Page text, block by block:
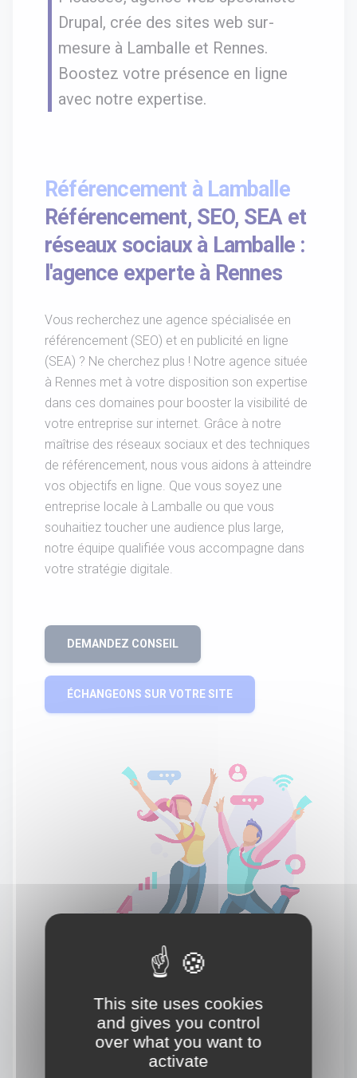
Drupal, crée des sites web sur-
mesure à Lamballe et Rennes.
Boostez votre présence en ligne
avec notre expertise.
Référencement à Lamballe
Référencement, SEO, SEA et
réseaux sociaux à Lamballe :
l'agence experte à Rennes
Vous recherchez une agence spécialisée en
référencement (SEO) et en publicité en ligne
(SEA) ? Ne cherchez plus ! Notre agence située
à Rennes met à votre disposition son expertise
dans ces domaines pour booster la visibilité de
votre entreprise sur internet. Grâce à notre
maîtrise des réseaux sociaux et des techniques
de référencement, nous vous aidons à atteindre
vos objectifs en ligne. Que vous soyez une
entreprise locale à Lamballe ou que vous
souhaitiez toucher une audience plus large,
notre équipe qualifiée vous accompagne dans
votre stratégie digitale.
DEMANDEZ CONSEIL
ÉCHANGEONS SUR VOTRE SITE
This site uses cookies
and gives you control
over what you want to
activate